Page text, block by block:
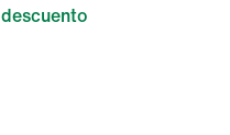
descuento